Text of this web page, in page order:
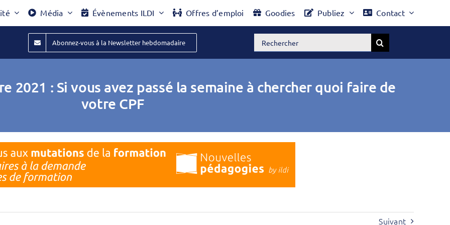
Média Évènements ILDI Offres d’emploi Goodies Publiez Contact
Abonnez-vous à la Newsletter hebdomadaire Rechercher:
2021 : Si vous avez passé la semaine à chercher quoi faire de
votre CPF
Suivant